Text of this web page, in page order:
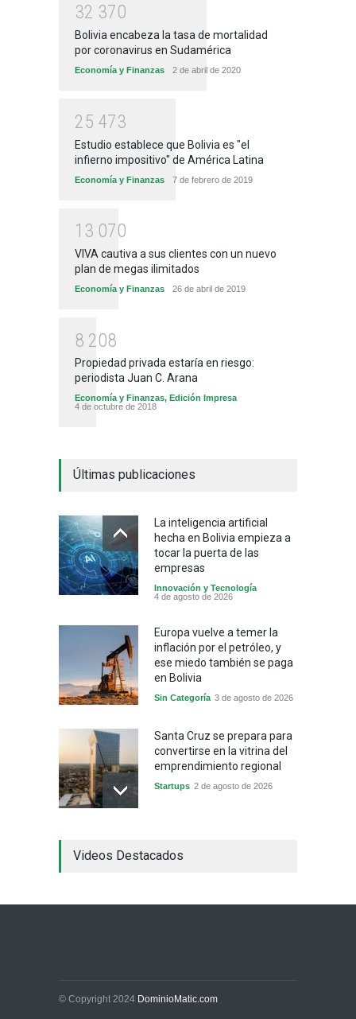
32 370
Bolivia encabeza la tasa de mortalidad
por coronavirus en Sudamérica
Economía y Finanzas 2 de abril de 2020
25 473
Estudio establece que Bolivia es "el
infierno impositivo" de América Latina
Economía y Finanzas 7 de febrero de 2019
1 3 070
VIVA cautiva a sus clientes con un nuevo
plan de megas ilimitados
Economía y Finanzas 26 de abril de 2019
8 208
Propiedad privada estaría en riesgo:
periodista Juan C. Arana
Economía y Finanzas, Edición Impresa
4 de octubre de 2018
Últimas publicaciones
La inteligencia artificial
hecha en Bolivia empieza a
tocar la puerta de las
empresas
Innovación y Tecnología
4 de agosto de 2026
Europa vuelve a temer la
inflación por el petróleo, y
ese miedo también se paga
en Bolivia
Sin Categoría 3 de agosto de 2026
Santa Cruz se prepara para
convertirse en la vitrina del
emprendimiento regional
Startups 2 de agosto de 2026
industrial y el golpe puede
Sin Categoría 1 de agosto de 2026
Videos Destacados
© Copyright 2024 DominioMatic.com